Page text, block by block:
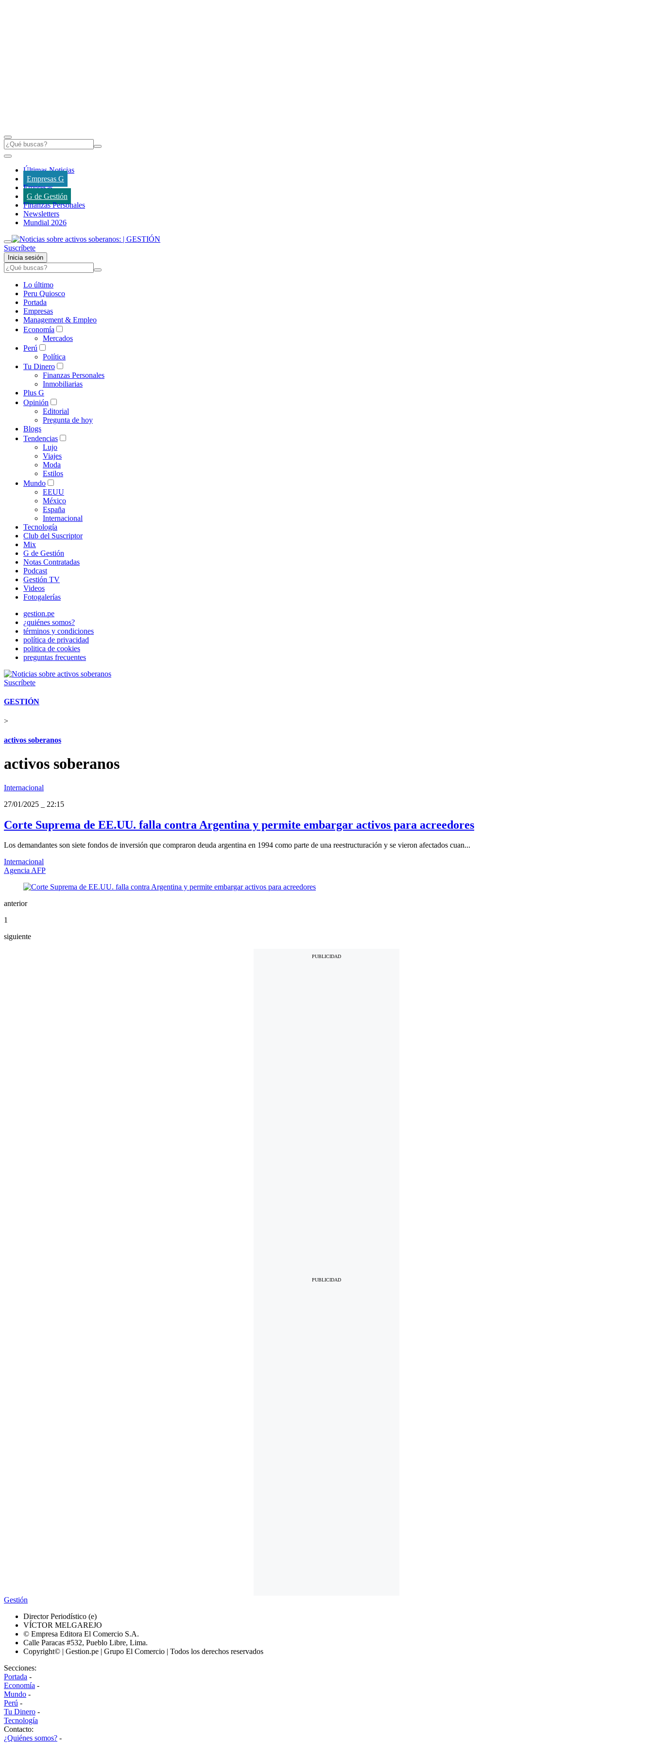
Últimas Noticias
Empresas G
Empresas
G de Gestión
Finanzas Personales
Newsletters
Mundial 2026
Suscríbete
Inicia sesión
Lo último
Peru Quiosco
Portada
Empresas
Management & Empleo
Economía
Mercados
Perú
Política
Tu Dinero
Finanzas Personales
Inmobiliarias
Plus G
Opinión
Editorial
Pregunta de hoy
Blogs
Tendencias
Lujo
Viajes
Moda
Estilos
Mundo
EEUU
México
España
Internacional
Tecnología
Club del Suscriptor
Mix
G de Gestión
Notas Contratadas
Podcast
Gestión TV
Videos
Fotogalerías
gestion.pe
¿quiénes somos?
términos y condiciones
política de privacidad
politica de cookies
preguntas frecuentes
Suscríbete
GESTIÓN
>
activos soberanos
activos soberanos
Internacional
27/01/2025
22:15
Corte Suprema de EE.UU. falla contra Argentina y permite embargar activos para acreedores
Los demandantes son siete fondos de inversión que compraron deuda argentina en 1994 como parte de una reestructuración y se vieron afectados cuan...
Internacional
Agencia AFP
anterior
1
siguiente
Gestión
Director Periodístico (e)
VÍCTOR MELGAREJO
© Empresa Editora El Comercio S.A.
Calle Paracas #532, Pueblo Libre, Lima.
Copyright© | Gestion.pe | Grupo El Comercio | Todos los derechos reservados
Secciones:
Portada -
Economía -
Mundo -
Perú -
Tu Dinero -
Tecnología
Contacto:
¿Quiénes somos? -